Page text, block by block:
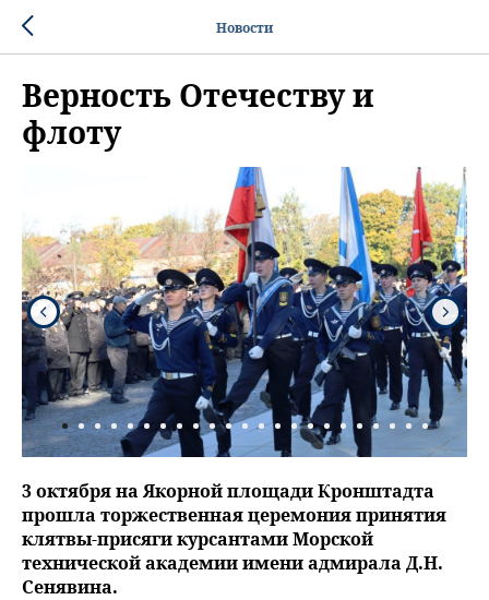
Новости
Верность Отечеству и
флоту
3 октября на Якорной площади Кронштадта
прошла торжественная церемония принятия
клятвы-присяги курсантами Морской
технической академии имени адмирала Д.Н.
Сенявина.